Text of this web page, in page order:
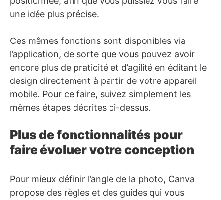
une idée plus précise.
Ces mêmes fonctions sont disponibles via
l’application, de sorte que vous pouvez avoir
encore plus de praticité et d’agilité en éditant le
design directement à partir de votre appareil
mobile. Pour ce faire, suivez simplement les
mêmes étapes décrites ci-dessus.
Plus de fonctionnalités pour
faire évoluer votre conception
Pour mieux définir l’angle de la photo, Canva
propose des règles et des guides qui vous